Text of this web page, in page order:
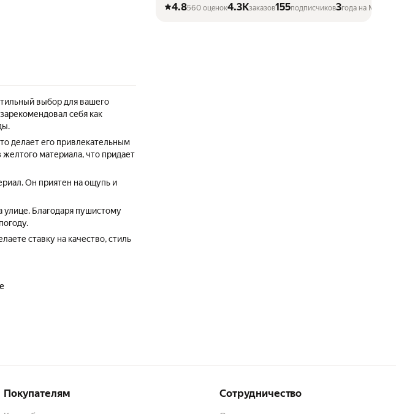
4.8560 оценок4.3Kзаказов155подписчиков3года на
выбор для вашего
себя как
делает его привлекательным
материала, что придает
Он приятен на ощупь и
улице. Благодаря пушистому
ставку на качество, стиль
Покупателям Сотрудничество